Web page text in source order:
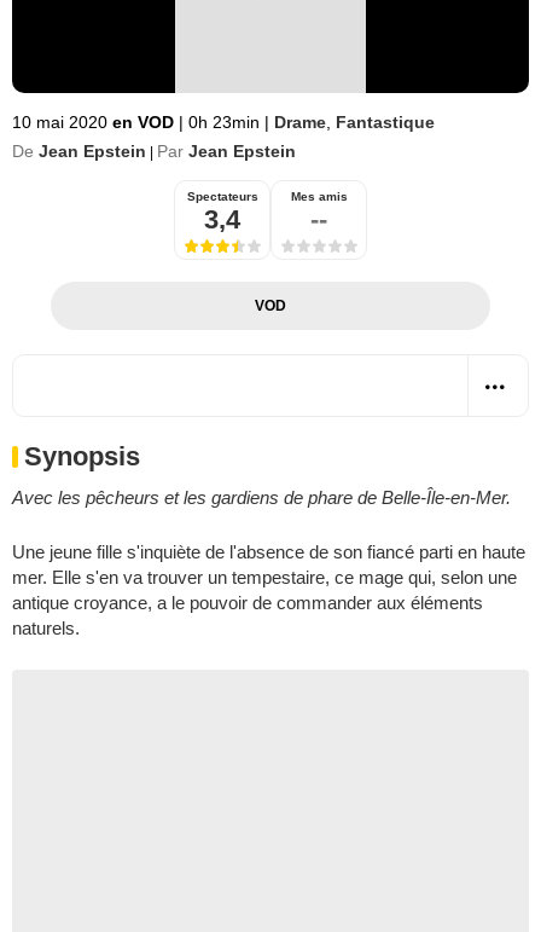
10 mai 2020 en VOD | 0h 23min | Drame Fantastique
De Jean Epstein Par Jean Epstein
Spectateurs
3,4
Mes amis
--
VOD
Synopsis
Avec les pêcheurs et les gardiens de phare de Belle-Île-en-Mer.
Une jeune fille s'inquiète de l'absence de son fiancé parti en haute
mer. Elle s'en va trouver un tempestaire, ce mage qui, selon une
antique croyance, a le pouvoir de commander aux éléments
naturels.